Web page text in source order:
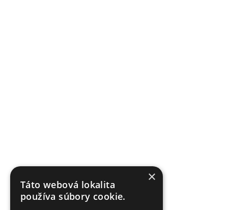
×
Táto webová lokalita
používa súbory cookie.